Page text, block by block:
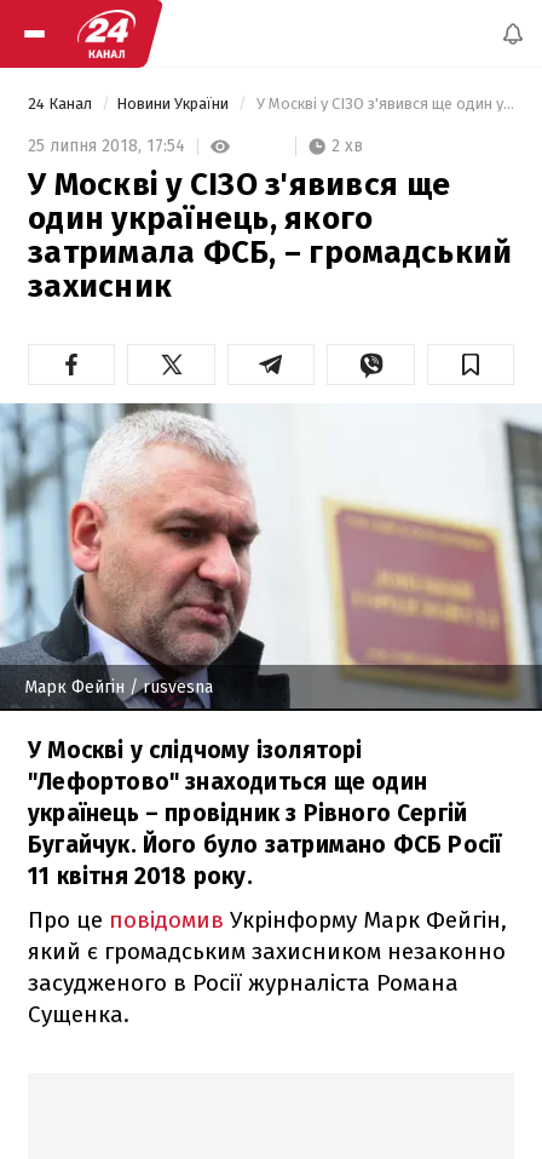
24 Канал Новини України У Москві у СІЗО з'явився ще один українець, якого затримала ФСБ, – громадський захисник
25 липня 2018, 17:54 2 хв
У Москві у СІЗО з'явився ще
один українець, якого
затримала ФСБ, – громадський
захисник
Марк Фейгін / rusvesna
У Москві у слідчому ізоляторі
"Лефортово" знаходиться ще один
українець – провідник з Рівного Сергій
Бугайчук. Його було затримано ФСБ Росії
11 квітня 2018 року.
Про це повідомив Укрінформу Марк Фейгін,
який є громадським захисником незаконно
засудженого в Росії журналіста Романа
Сущенка.